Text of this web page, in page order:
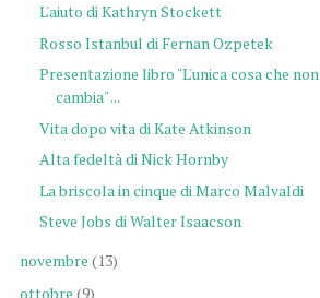
L'aiuto di Kathryn Stockett
Rosso Istanbul di Fernan Ozpetek
Presentazione libro "L'unica cosa che non
cambia" ...
Vita dopo vita di Kate Atkinson
Alta fedeltà di Nick Hornby
La briscola in cinque di Marco Malvaldi
Steve Jobs di Walter Isaacson
novembre (13)
ottobre (9)